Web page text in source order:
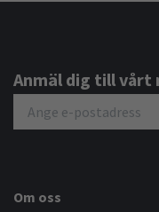
Anmäl dig till vårt
Om oss